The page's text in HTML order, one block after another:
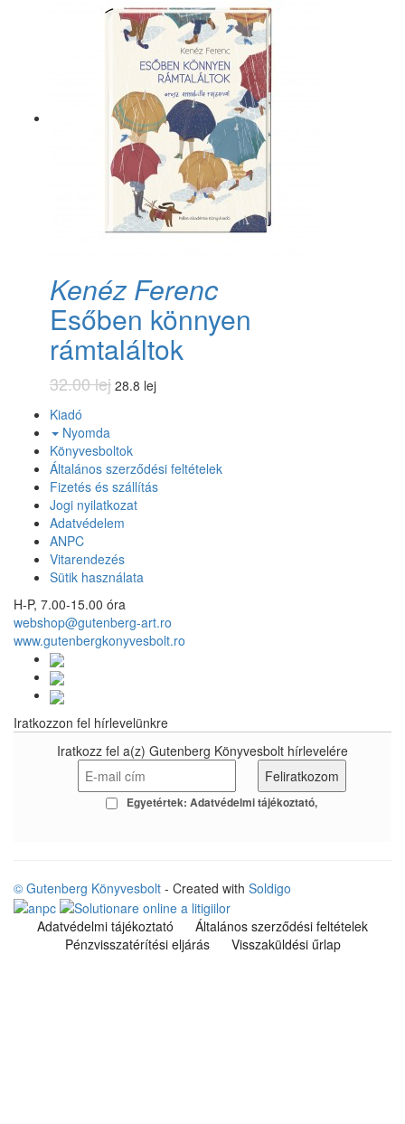
Kenéz Ferenc
Esőben könnyen
rámtaláltok
32.00 lej 28.8 lej
Kiadó
Nyomda
Könyvesboltok
Általános szerződési feltételek
Fizetés és szállítás
Jogi nyilatkozat
Adatvédelem
ANPC
Vitarendezés
Sütik használata
H-P, 7.00-15.00 óra
webshop@gutenberg-art.ro
www.gutenbergkonyvesbolt.ro
Iratkozzon fel hírlevelünkre
Iratkozz fel a(z) Gutenberg Könyvesbolt hírlevelére
Egyetértek: Adatvédelmi tájékoztató
© Gutenberg Könyvesbolt - Created with Soldigo
Adatvédelmi tájékoztató
Általános szerződési feltételek
Pénzvisszatérítési eljárás
Visszaküldési űrlap